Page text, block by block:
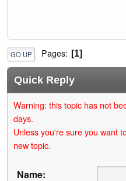
GO UP Pages 1
Quick Reply
Warning: this topic has not
days.
Unless you're sure you want
new topic.
Name: